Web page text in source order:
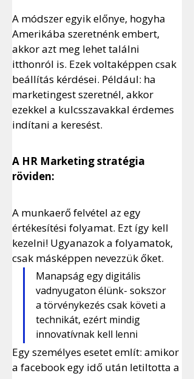
A módszer egyik előnye, hogyha
Amerikába szeretnénk embert,
akkor azt meg lehet találni
itthonról is. Ezek voltaképpen csak
beállítás kérdései. Például: ha
marketingest szeretnél, akkor
ezekkel a kulcsszavakkal érdemes
indítani a keresést.
A HR Marketing stratégia
röviden:
A munkaerő felvétel az egy
értékesítési folyamat. Ezt így kell
kezelni! Ugyanazok a folyamatok,
csak másképpen nevezzük őket.
Manapság egy digitális
vadnyugaton élünk- sokszor
a törvénykezés csak követi a
technikát, ezért mindig
innovatívnak kell lenni
Egy személyes esetet említ: amikor
a facebook egy idő után letiltotta a